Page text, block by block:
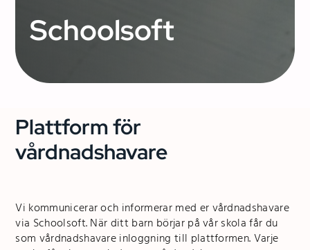
Schoolsoft
Plattform för
vårdnadshavare
Vi kommunicerar och informerar med er vårdnadshavare
via Schoolsoft. När ditt barn börjar på vår skola får du
som vårdnadshavare inloggning till plattformen. Varje